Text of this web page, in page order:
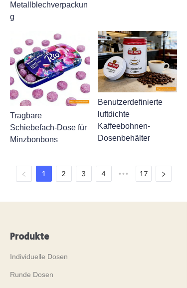
Metallblechverpackun
g
Tragbare
Schiebefach-Dose für
Minzbonbons
Benutzerdefinierte
luftdichte
Kaffeebohnen-
Dosenbehälter
1 2 3 4 ••• 17
Produkte
Individuelle Dosen
Runde Dosen